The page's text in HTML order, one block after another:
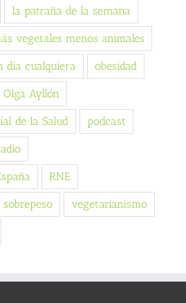
la patraña de la semana
vegetales menos animales
día cualquiera obesidad
Olga Ayllón
de la Salud podcast
RNE
sobrepeso vegetarianismo